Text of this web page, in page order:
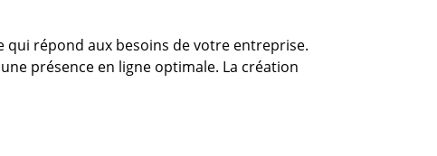
qui répond aux besoins de votre entreprise.
présence en ligne optimale. La création